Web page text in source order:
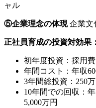
ャル
⑤企業理念の体現企業文
正社員育成の投資対効果：
初年度投資：採用
年間コスト：年収
3年間総投資：250
10年間での回収：
5,000万円